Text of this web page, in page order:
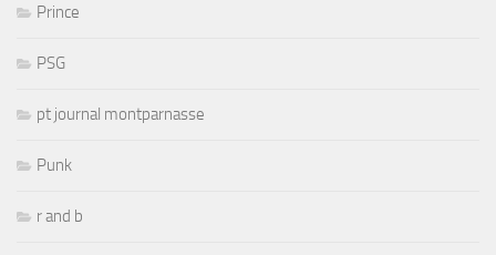
Prince
PSG
pt journal montparnasse
Punk
r and b